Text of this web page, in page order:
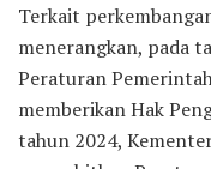
Terkait
menerangkan, pada
Peraturan
memberikan Hak
tahun 2024,